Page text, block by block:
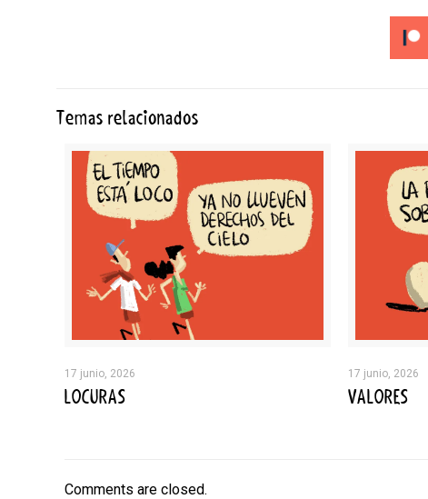
Temas relacionados
17 junio, 2026
LOCURAS
17 junio, 2026
VALORES
Comments are closed.